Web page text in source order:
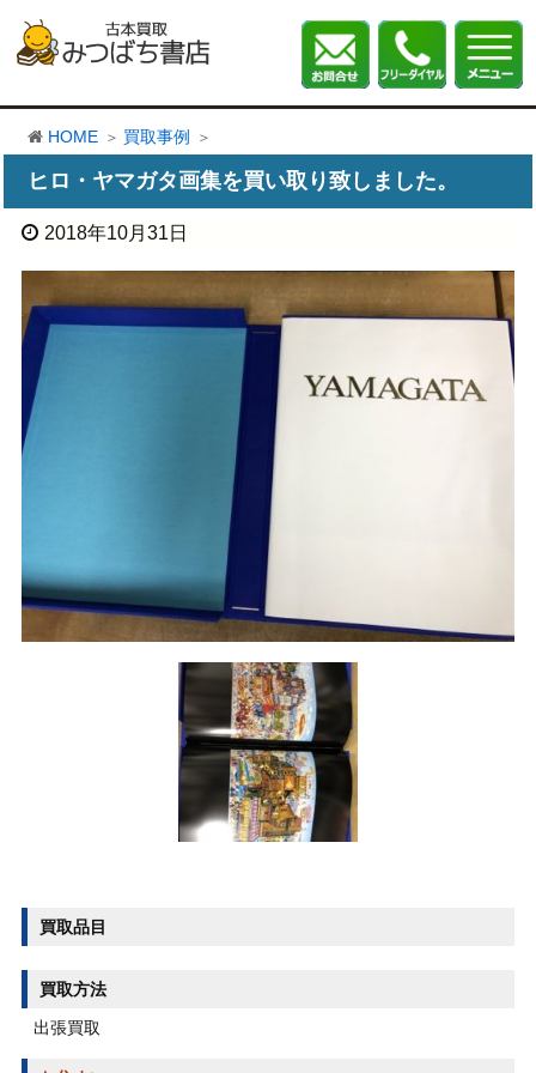
HOME 買取事例
ヒロ・ヤマガタ画集を買い取り致しました。
2018年10月31日
買取品目
買取方法
出張買取